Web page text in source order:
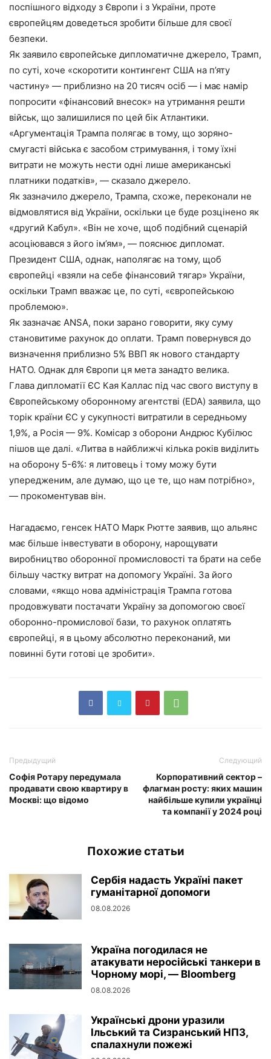
поспішного відходу з Європи і з України, проте
європейцям доведеться зробити більше для своєї
безпеки.
Як заявило європейське дипломатичне джерело, Трамп,
по суті, хоче «скоротити контингент США на п’яту
частину» — приблизно на 20 тисяч осіб — і має намір
попросити «фінансовий внесок» на утримання решти
військ, що залишилися по цей бік Атлантики.
«Аргументація Трампа полягає в тому, що зоряно-
смугасті війська є засобом стримування, і тому їхні
витрати не можуть нести одні лише американські
платники податків», — сказало джерело.
Як зазначило джерело, Трампа, схоже, переконали не
відмовлятися від України, оскільки це буде розцінено як
«другий Кабул». «Він не хоче, щоб подібний сценарій
асоціювався з його ім’ям», — пояснює дипломат.
Президент США, однак, наполягає на тому, щоб
європейці «взяли на себе фінансовий тягар» України,
оскільки Трамп вважає це, по суті, «європейською
проблемою».
Як зазначає ANSA, поки зарано говорити, яку суму
становитиме рахунок до оплати. Трамп повернувся до
визначення приблизно 5% ВВП як нового стандарту
НАТО. Однак для Європи ця мета занадто велика.
Глава дипломатії ЄС Кая Каллас під час свого виступу в
Європейському оборонному агентстві (EDA) заявила, що
торік країни ЄС у сукупності витратили в середньому
1,9%, а Росія — 9%. Комісар з оборони Андрюс Кубілюс
пішов ще далі. «Литва в найближчі кілька років виділить
на оборону 5-6%: я литовець і тому можу бути
упередженим, але думаю, що це те, що нам потрібно»,
— прокоментував він.
Нагадаємо, генсек НАТО Марк Рютте заявив, що альянс
має більше інвестувати в оборону, нарощувати
виробництво оборонної промисловості та брати на себе
більшу частку витрат на допомогу Україні. За його
словами, «якщо нова адміністрація Трампа готова
продовжувати постачати Україну за допомогою своєї
оборонно-промислової бази, то рахунок оплатять
європейці, я в цьому абсолютно переконаний, ми
повинні бути готові це зробити».
Предыдущий
Софія Ротару передумала
продавати свою квартиру в
Москві: що відомо
Следующий
Корпоративний сектор –
флагман росту: яких машин
найбільше купили українці
та компанії у 2024 році
Похожие статьи
Сербія надасть Україні пакет
гуманітарної допомоги
08.08.2026
Україна погодилася не
атакувати неросійські танкери в
Чорному морі, — Bloomberg
08.08.2026
Українські дрони уразили
Ільський та Сизранський НПЗ,
спалахнули пожежі